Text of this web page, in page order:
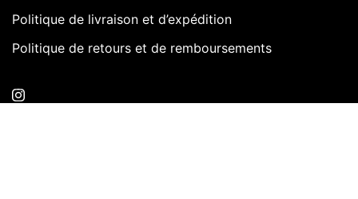
Politique de livraison et d’expédition
Politique de retours et de remboursements